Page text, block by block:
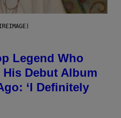
Legend Who
His Debut Album
‘I Definitely